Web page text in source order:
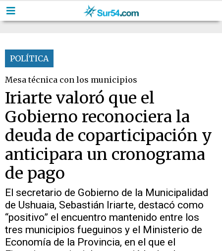
POLÍTICA
Mesa técnica con los municipios
Iriarte valoró que el
Gobierno reconociera la
deuda de coparticipación y
anticipara un cronograma
de pago
El secretario de Gobierno de la Municipalidad
de Ushuaia, Sebastián Iriarte, destacó como
“positivo” el encuentro mantenido entre los
tres municipios fueguinos y el Ministerio de
Economía de la Provincia, en el que el